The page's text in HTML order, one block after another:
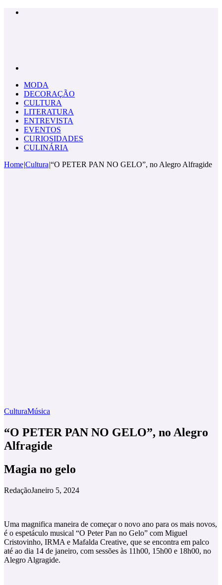
MODA
DECORAÇÃO
CULTURA
LITERATURA
ENTREVISTA
EVENTOS
CURIOSIDADES
CULINÁRIA
Home|Cultura|“O PETER PAN NO GELO”, no Alegro Alfragide
CulturaMúsica
“O PETER PAN NO GELO”, no Alegro
Alfragide
Magia no gelo
RedaçãoJaneiro 5, 2024
Uma magnifica maneira de começar o novo ano para os mais novos,
é o espetáculo musical “O Peter Pan no Gelo” com Miguel
Cristovinho, IRMA e Mafalda Creative, que se encontra em palco
até ao dia 14 de janeiro, com sessões às 11h00, 15h00 e 18h00, no
Alegro Algragide.